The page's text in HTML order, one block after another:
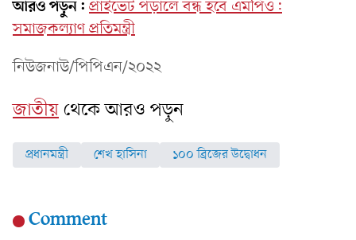
আরও পড়ুন: প্রাইভেট পড়ালে বন্ধ হবে এমপিও:
সমাজকল্যাণ প্রতিমন্ত্রী
নিউজনাউ/পিপিএন/২০২২
জাতীয়থেকে আরও পড়ুন
প্রধানমন্ত্রী শেখ হাসিনা ১০০ ব্রিজের উদ্বোধন
Comment